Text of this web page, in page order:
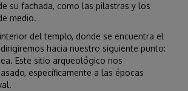
su fachada, como las pilastras y los
medio.
del templo, donde se encuentra el
hacia nuestro siguiente punto:
Este sitio arqueológico nos
específicamente a las épocas